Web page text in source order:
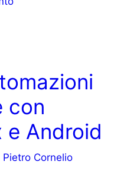
con
e Android
Pietro Cornelio